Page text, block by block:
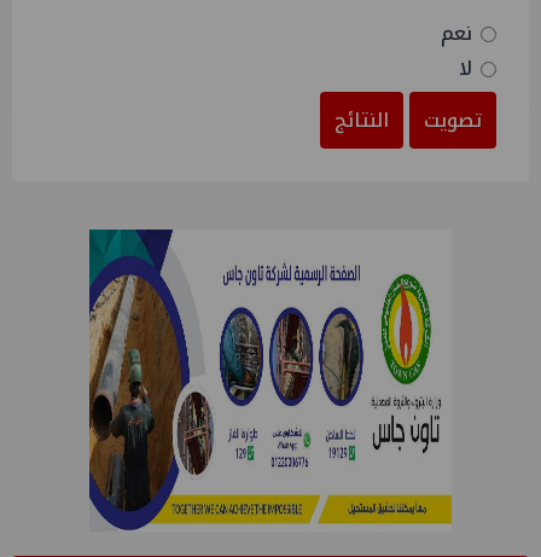
نعم
لا
تصويت
النتائج